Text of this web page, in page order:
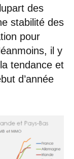
des
stabilité des
pour
il y
tendance et
d’année